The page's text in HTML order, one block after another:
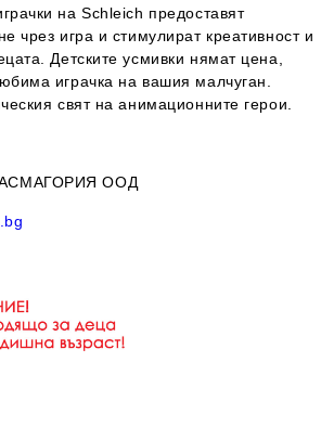
на Schleich предоставят
чрез игра и стимулират креативност и
Детските усмивки нямат цена,
играчка на вашия малчуган.
свят на анимационните герои.
ООД